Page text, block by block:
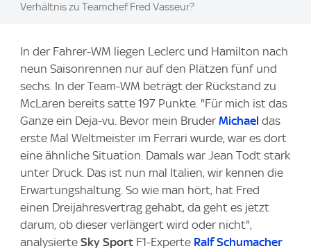
Verhältnis zu Teamchef Fred Vasseur?
In der Fahrer-WM liegen Leclerc und Hamilton nach
neun Saisonrennen nur auf den Plätzen fünf und
sechs. In der Team-WM beträgt der Rückstand zu
McLaren bereits satte 197 Punkte. "Für mich ist das
Ganze ein Deja-vu. Bevor mein Bruder Michael das
erste Mal Weltmeister im Ferrari wurde, war es dort
eine ähnliche Situation. Damals war Jean Todt stark
unter Druck. Das ist nun mal Italien, wir kennen die
Erwartungshaltung. So wie man hört, hat Fred
einen Dreijahresvertrag gehabt, da geht es jetzt
darum, ob dieser verlängert wird oder nicht",
analysierte Sky Sport F1-Experte Ralf Schumacher